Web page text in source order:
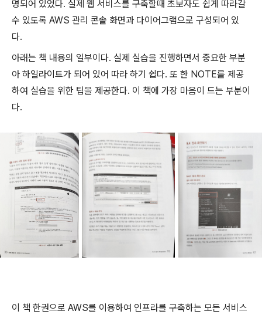
명되어 있었다. 실제 웹 서비스를 구축할때 초보자도 쉽게 따라갈
수 있도록 AWS 관리 콘솔 화면과 다이어그램으로 구성되어 있
다.
아래는 책 내용의 일부이다. 실제 실습을 진행하면서 중요한 부분
아 하일라이트가 되어 있어 따라 하기 쉽다. 또 한 NOTE를 제공
하여 실습을 위한 팁을 제공한다. 이 책에 가장 마음이 드는 부분이
다.
이 책 한권으로 AWS를 이용하여 인프라를 구축하는 모든 서비스